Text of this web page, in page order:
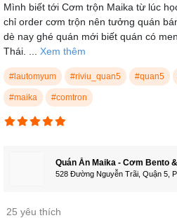
Mình biết tới Cơm trộn Maika từ lúc
chỉ order cơm trộn nên tưởng quán
dè nay ghé quán mới biết quán có
Thái. ... Xem thêm
#lautomyum #riviu_quan5 #quan5
#maika #comtron
Quán Ăn Maika - Cơm Bento
528 Đường Nguyễn Trãi, Quận 5,
25 yêu thích